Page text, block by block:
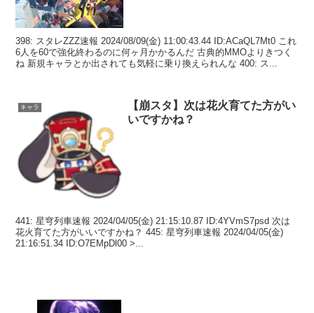
398: スタレZZZ速報 2024/08/09(金) 11:00:43.44 ID:ACaQL7Mt0 これ
6人を60で強化終わるのに何ヶ月かかるんだ 古典的MMOよりきつく
ね 新規キャラとか出されても気軽に乗り換えられんな 400: ス...
キャラ
【崩スタ】次は花火育てた方がい
いですかね？
441: 星穹列車速報 2024/04/05(金) 21:15:10.87 ID:4YVmS7psd 次は
花火育てた方がいいですかね？ 445: 星穹列車速報 2024/04/05(金)
21:16:51.34 ID:O7EMpDl00 >...